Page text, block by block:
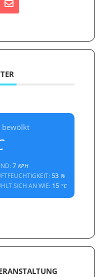
bewölkt
7 KPH
53 %
SICH AN WIE: 15 °C